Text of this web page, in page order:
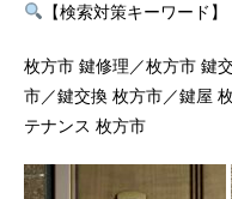
【検索対策キーワード】
枚方市 鍵修理／枚方市 鍵
市／鍵交換 枚方市／鍵屋
テナンス 枚方市